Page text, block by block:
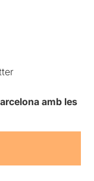
amb les